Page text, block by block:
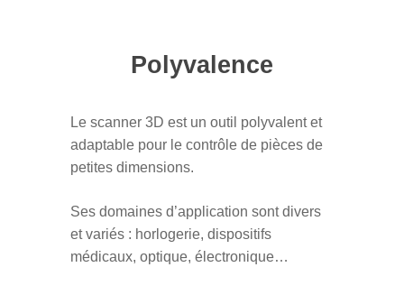
Polyvalence
Le scanner 3D est un outil polyvalent et
adaptable pour le contrôle de pièces de
petites dimensions.
Ses domaines d’application sont divers
et variés : horlogerie, dispositifs
médicaux, optique, électronique…